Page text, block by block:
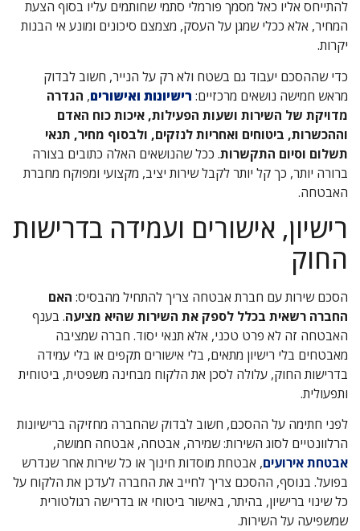
להתייחס אליו כאל מסמך פורמלי סתמי שחותמים עליו בסוף הצעת
המחיר, אלא ככלי שמגן על העסק, מצמצם סיכונים ומונע אי הבנות
יקרות.
כדי שההסכם יעבוד גם בשטח ולא רק על הנייר, חשוב לבדוק
מראש חמישה נושאים מרכזיים: רישיונות ואישורים, הגדרה
מדויקת של השירות ושעות הפעילות, איכות כוח האדם
וההכשרות, ביטוחים ואחריות לנזקים, ולבסוף מחיר, תנאי
תשלום וסיום התקשרות. ככל שהנושאים האלה כתובים בצורה
ברורה יותר, כך קל יותר לקבל שירות יציב, מקצועי ומפוקח מחברת
האבטחה.
רישיון, אישורים ועמידה בדרישות
החוק
הסכם שירות עם חברת אבטחה צריך להתחיל מהבסיס: האם
החברה רשאית בכלל לספק את השירות שהיא מציעה. בענף
האבטחה זה לא פרט טכני, אלא תנאי יסוד. חברה שמציבה
מאבטחים בלי רישיון מתאים, בלי אישורים תקפים או בלי עמידה
בדרישות החוק, עלולה לסכן את הלקוח מבחינה משפטית, ביטוחית
ותפעולית.
לפני חתימה על ההסכם, חשוב לבדוק שהחברה מחזיקה ברישיונות
הרלוונטיים לסוג השירות: שמירה, אבטחה, אבטחה חמושה,
אבטחת אירועים, אבטחת מוסדות חינוך או כל שירות אחר שנדרש
בפועל. בנוסף, ההסכם צריך לחייב את החברה לעדכן את הלקוח על
כל שינוי ברישיון, בהיתר, באישור ביטוחי או בדרישה רגולטורית
שמשפיעה על השירות.